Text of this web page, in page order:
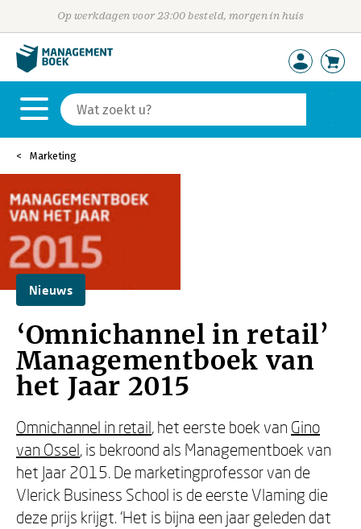
Op werkdagen voor 23:00 besteld, morgen in huis
Marketing
Nieuws
‘Omnichannel in retail’
Managementboek van
het Jaar 2015
Omnichannel in retail, het eerste boek van Gino
van Ossel, is bekroond als Managementboek van
het Jaar 2015. De marketingprofessor van de
Vlerick Business School is de eerste Vlaming die
deze prijs krijgt. ‘Het is bijna een jaar geleden dat